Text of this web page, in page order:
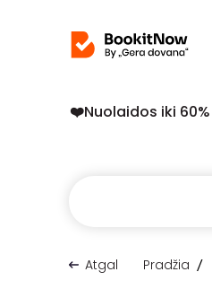
❤️️Nuolaidos iki 60%
Atgal Pradžia